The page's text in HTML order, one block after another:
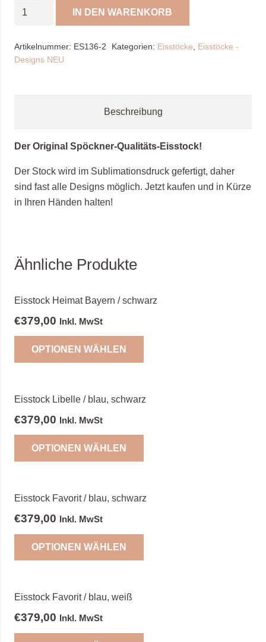
"NEU"
Menge
IN DEN WARENKORB
Artikelnummer: ES136-2 Kategorien: Eisstöcke
Eisstöcke -
Designs NEU
Beschreibung
Der Original Spöckner-Qualitäts-Eisstock!
Der Stock wird im Sublimationsdruck gefertigt, daher
sind fast alle Designs möglich. Jetzt kaufen und in Kürze
in Ihren Händen halten!
Ähnliche Produkte
Eisstock Heimat Bayern / schwarz
€379,00 Inkl. MwSt
OPTIONEN WÄHLEN
Eisstock Libelle / blau, schwarz
€379,00 Inkl. MwSt
OPTIONEN WÄHLEN
Eisstock Favorit / blau, schwarz
€379,00 Inkl. MwSt
OPTIONEN WÄHLEN
Eisstock Favorit / blau, weiß
€379,00 Inkl. MwSt